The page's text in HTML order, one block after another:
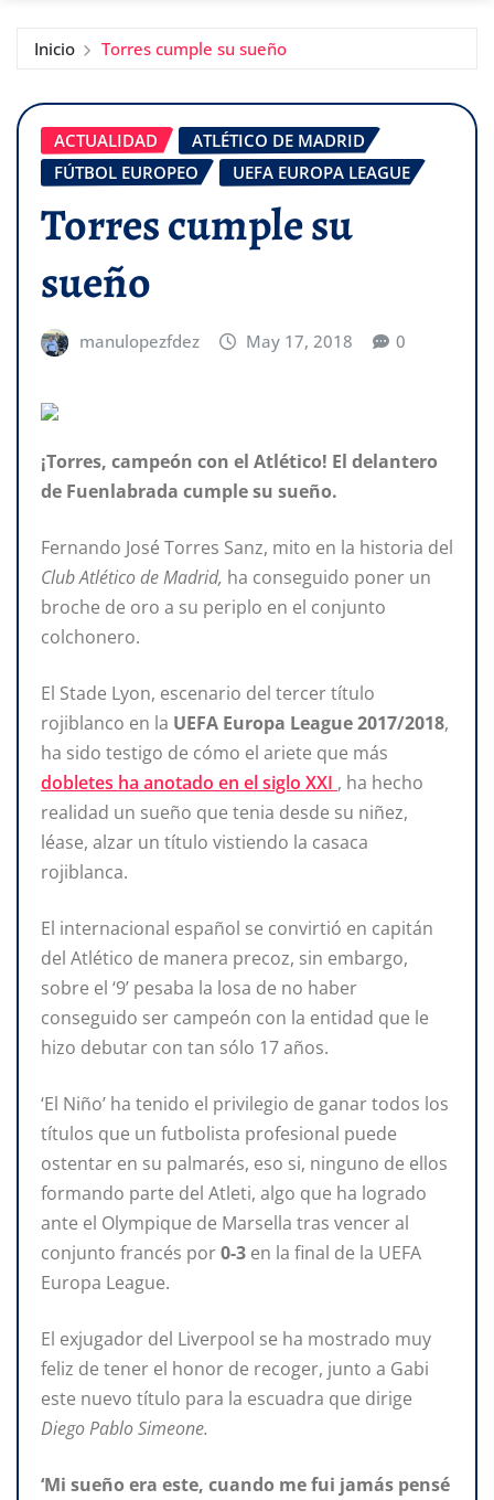
Inicio Torres cumple su sueño
ACTUALIDAD
ATLÉTICO DE MADRID
FÚTBOL EUROPEO
UEFA EUROPA LEAGUE
Torres cumple su
sueño
manulopezfdez May 17, 2018 0
¡Torres, campeón con el Atlético! El delantero
de Fuenlabrada cumple su sueño.
Fernando José Torres Sanz, mito en la historia del
Club Atlético de Madrid, ha conseguido poner un
broche de oro a su periplo en el conjunto
colchonero.
El Stade Lyon, escenario del tercer título
rojiblanco en la UEFA Europa League 2017/2018,
ha sido testigo de cómo el ariete que más
dobletes ha anotado en el siglo XXI , ha hecho
realidad un sueño que tenia desde su niñez,
léase, alzar un título vistiendo la casaca
rojiblanca.
El internacional español se convirtió en capitán
del Atlético de manera precoz, sin embargo,
sobre el ‘9’ pesaba la losa de no haber
conseguido ser campeón con la entidad que le
hizo debutar con tan sólo 17 años.
‘El Niño’ ha tenido el privilegio de ganar todos los
títulos que un futbolista profesional puede
ostentar en su palmarés, eso si, ninguno de ellos
formando parte del Atleti, algo que ha logrado
ante el Olympique de Marsella tras vencer al
conjunto francés por0-3 en la final de la UEFA
Europa League.
El exjugador del Liverpool se ha mostrado muy
feliz de tener el honor de recoger, junto a Gabi
este nuevo título para la escuadra que dirige
Diego Pablo Simeone.
‘Mi sueño era este, cuando me fui jamás pensé